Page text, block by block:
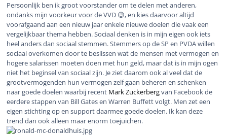
Persoonlijk ben ik groot voorstander om te delen met anderen,
ondanks mijn voorkeur voor de VVD 😉, en kies daarvoor altijd
voorafgaand aan een nieuw jaar enkele nieuwe doelen die vaak een
vergelijkbaar thema hebben. Sociaal denken is in mijn eigen ook iets
heel anders dan sociaal stemmen. Stemmers op de SP en PVDA willen
sociaal overkomen door te beslissen wat de mensen met vermogen en
hogere salarissen moeten doen met hun geld, maar dat is in mijn ogen
niet het beginsel van sociaal zijn. Je ziet daarom ook al veel dat de
grootvermogenden hun vermogen zelf gaan beheren en schenken
naar goede doelen waarbij recent Mark Zuckerbergvan Facebook de
eerdere stappen van Bill Gates en Warren Buffett volgt. Men zet een
eigen stichting op en support daarmee goede doelen. Ik kan deze
trend dan ook alleen maar enorm toejuichen.